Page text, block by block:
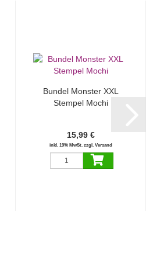
Bundel Monster XXL
Stempel Mochi
15,99 €
inkl. 19% MwSt. zzgl. Versand